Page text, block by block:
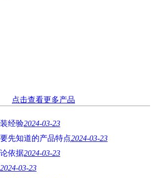
点击查看更多产品
经验2024-03-23
先知道的产品特点2024-03-23
依据2024-03-23
2024-03-23